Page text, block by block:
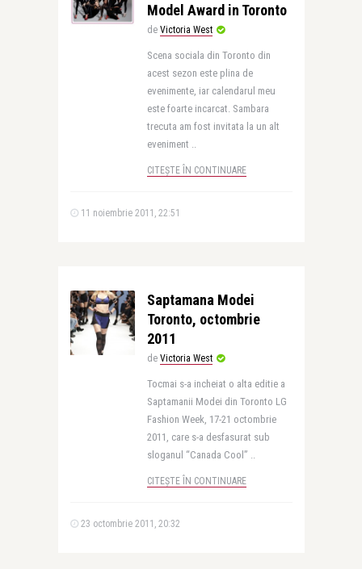
Model Award in Toronto
de Victoria West
Scena sociala din Toronto din
acest sezon este plina de
evenimente, iar calendarul meu
este foarte incarcat. Sambara
trecuta am fost invitata la un alt
eveniment ..
CITEȘTE ÎN CONTINUARE
11 noiembrie 2011, 22:51
Saptamana Modei
Toronto, octombrie
2011
de Victoria West
Tocmai s-a incheiat o alta editie a
Saptamanii Modei din Toronto LG
Fashion Week, 17-21 octombrie
2011, care s-a desfasurat sub
sloganul “Canada Cool” ..
CITEȘTE ÎN CONTINUARE
23 octombrie 2011, 20:32